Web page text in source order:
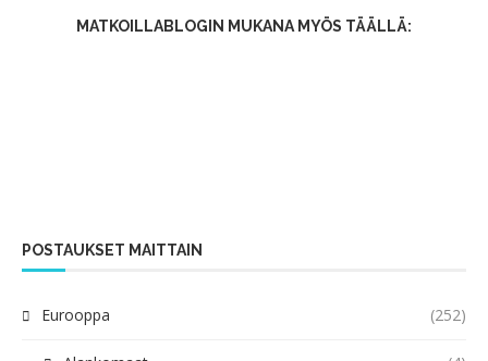
MATKOILLABLOGIN MUKANA MYÖS TÄÄLLÄ:
POSTAUKSET MAITTAIN
Eurooppa (252)